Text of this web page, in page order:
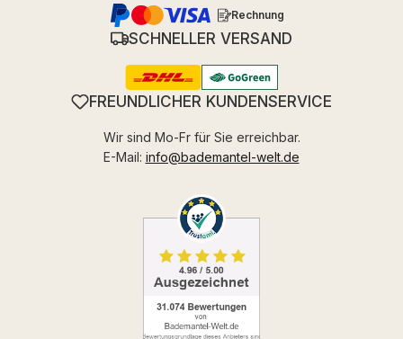
Rechnung
SCHNELLER VERSAND
FREUNDLICHER KUNDENSERVICE
Wir sind Mo-Fr für Sie erreichbar.
E-Mail: info@bademantel-welt.de